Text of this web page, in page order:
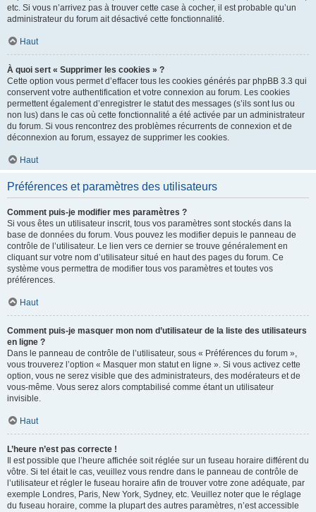
etc. Si vous n’arrivez pas à trouver cette case à cocher, il est probable qu’un
administrateur du forum ait désactivé cette fonctionnalité.
Haut
À quoi sert « Supprimer les cookies » ?
Cette option vous permet d’effacer tous les cookies générés par phpBB 3.3 qui
conservent votre authentification et votre connexion au forum. Les cookies
permettent également d’enregistrer le statut des messages (s’ils sont lus ou
non lus) dans le cas où cette fonctionnalité a été activée par un administrateur
du forum. Si vous rencontrez des problèmes récurrents de connexion et de
déconnexion au forum, essayez de supprimer les cookies.
Haut
Préférences et paramètres des utilisateurs
Comment puis-je modifier mes paramètres ?
Si vous êtes un utilisateur inscrit, tous vos paramètres sont stockés dans la
base de données du forum. Vous pouvez les modifier depuis le panneau de
contrôle de l’utilisateur. Le lien vers ce dernier se trouve généralement en
cliquant sur votre nom d’utilisateur situé en haut des pages du forum. Ce
système vous permettra de modifier tous vos paramètres et toutes vos
préférences.
Haut
Comment puis-je masquer mon nom d’utilisateur de la liste des utilisateurs
en ligne ?
Dans le panneau de contrôle de l’utilisateur, sous « Préférences du forum »,
vous trouverez l’option « Masquer mon statut en ligne ». Si vous activez cette
option, vous ne serez visible que des administrateurs, des modérateurs et de
vous-même. Vous serez alors comptabilisé comme étant un utilisateur
invisible.
Haut
L’heure n’est pas correcte !
Il est possible que l’heure affichée soit réglée sur un fuseau horaire différent du
vôtre. Si tel était le cas, veuillez vous rendre dans le panneau de contrôle de
l’utilisateur et régler le fuseau horaire afin de trouver votre zone adéquate, par
exemple Londres, Paris, New York, Sydney, etc. Veuillez noter que le réglage
du fuseau horaire, comme la plupart des autres paramètres, n’est accessible